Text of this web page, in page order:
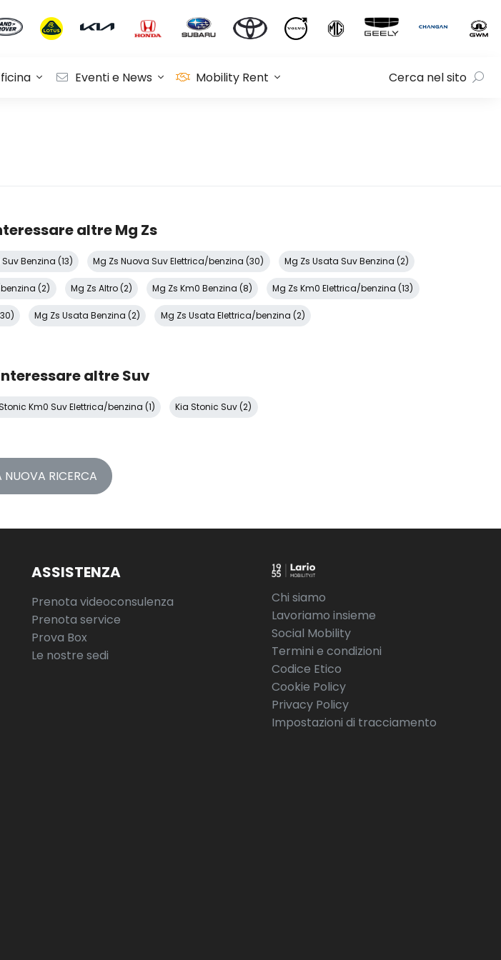
Eventi e News Mobility Rent Cerca nel sito
altre Mg Zs
Benzina (13) Mg Zs Nuova Suv Elettrica/benzina (30) Mg Zs Usata Suv Benzina (2)
(2) Mg Zs Altro (2) Mg Zs Km0 Benzina (8) Mg Zs Km0 Elettrica/benzina (13)
Mg Zs Usata Benzina (2) Mg Zs Usata Elettrica/benzina (2)
altre Suv
Km0 Suv Elettrica/benzina (1) Kia Stonic Suv (2)
NUOVA RICERCA
ASSISTENZA
Prenota videoconsulenza
Prenota service
Prova Box
Le nostre sedi
Chi siamo
Lavoriamo insieme
Social Mobility
Termini e condizioni
Codice Etico
Cookie Policy
Privacy Policy
Impostazioni di tracciamento